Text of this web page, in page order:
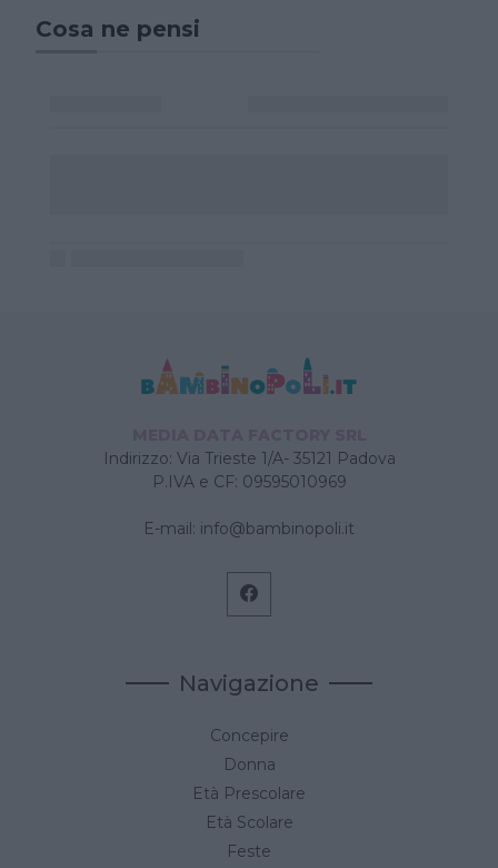
Cosa ne pensi
Indirizzo: Via Trieste 1/A- 35121 Padova
P.IVA e CF: 09595010969
E-mail: info@bambinopoli.it
Navigazione
Concepire
Donna
Età Prescolare
Età Scolare
Feste